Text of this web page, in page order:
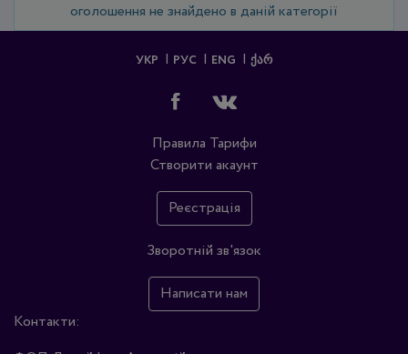
оголошення не знайдено в даній категорії
УКР РУС ENG ᲥᲐᲠ
Правила Тарифи
Створити акаунт
Реєстрація
Зворотній зв'язок
Написати нам
Контакти: